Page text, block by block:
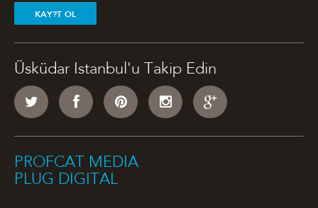
KAY?T OL
Üsküdar Istanbul'u Takip Edin
PROFCAT MEDIA
PLUG DIGITAL